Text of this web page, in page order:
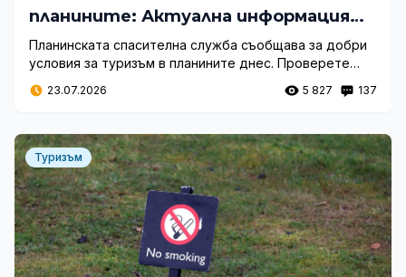
планините: Актуална информация
от ПСС
Планинската спасителна служба съобщава за добри
условия за туризъм в планините днес. Проверете
прогнозата за времето, температурите и
състоянието на пътеките преди излет.
23.07.2026 5 827 137
Туризъм